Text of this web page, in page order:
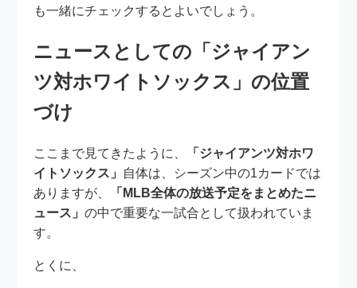
も一緒にチェックするとよいでしょう。
ニュースとしての「ジャイアン
ツ対ホワイトソックス」の位置
づけ
ここまで見てきたように、
「ジャイアンツ対ホワ
イトソックス」 自体は、シーズン中の1カードでは
ありますが、
「MLB全体の放送予定をまとめたニ
ュース」の中で重要な一試合として扱われていま
す。
とくに、